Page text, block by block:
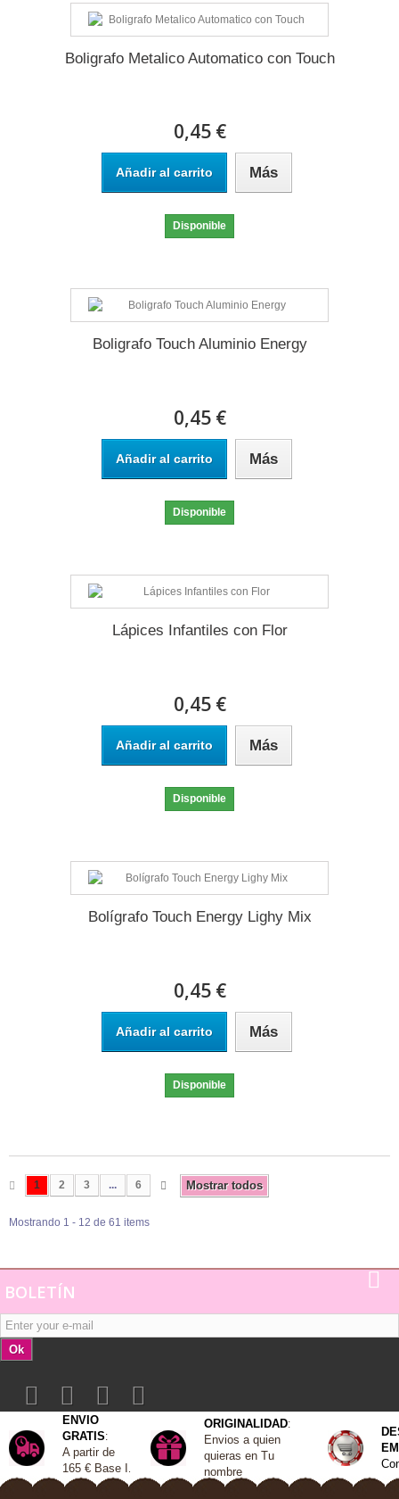
Boligrafo Metalico Automatico con Touch
0,45 €
Añadir al carrito Más
Disponible
Boligrafo Touch Aluminio Energy
0,45 €
Añadir al carrito Más
Disponible
Lápices Infantiles con Flor
0,45 €
Añadir al carrito Más
Disponible
Bolígrafo Touch Energy Lighy Mix
0,45 €
Añadir al carrito Más
Disponible
Mostrar todos
1 2 3 ... 6
Mostrando 1 - 12 de 61 items
BOLETÍN
Ok
ENVIO
GRATIS:
A partir de
165 € Base I
ORIGINALIDAD:
Envios a quien
quieras en Tu
nombre